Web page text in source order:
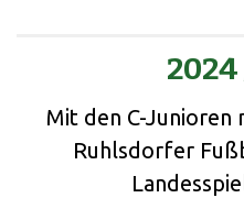
2024
Mit den C-
Ruhlsdorfer